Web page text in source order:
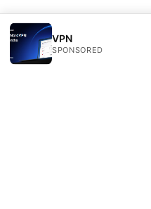
VPN
SPONSORED